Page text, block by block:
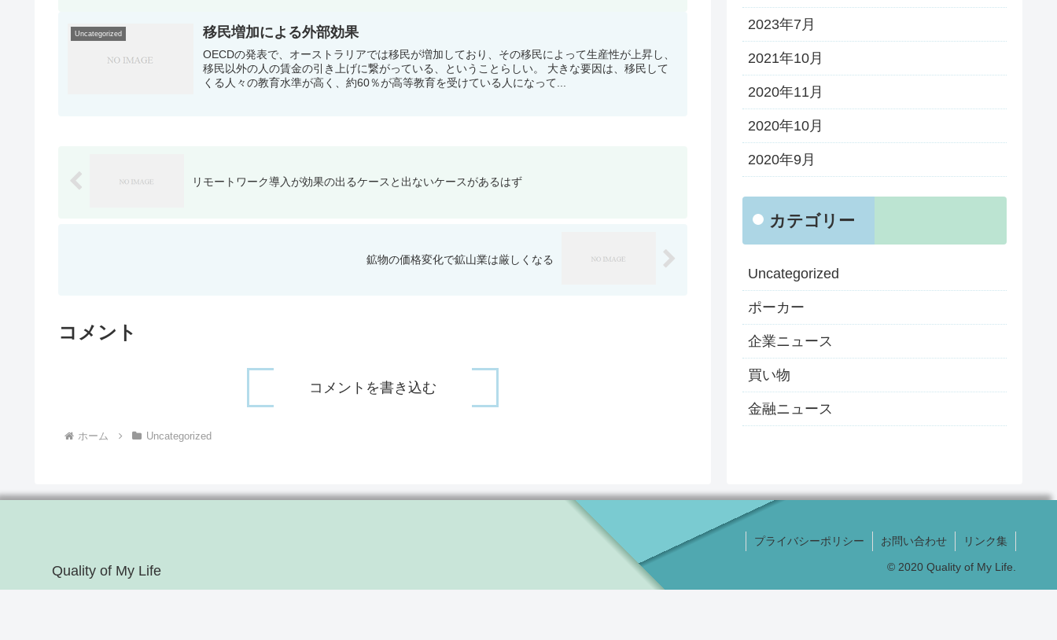
Uncategorized 移民増加による外部効果
OECDの発表で、オーストラリアでは移民が増加しており、その移民によって生産性が上昇し、
移民以外の人の賃金の引き上げに繋がっている、ということらしい。 大きな要因は、移民して
くる人々の教育水準が高く、約60％が高等教育を受けている人になって...
リモートワーク導入が効果の出るケースと出ないケースがあるはず
鉱物の価格変化で鉱山業は厳しくなる
コメント
コメントを書き込む
ホーム Uncategorized
2023年7月
2021年10月
2020年11月
2020年10月
2020年9月
カテゴリー
Uncategorized
ポーカー
企業ニュース
買い物
金融ニュース
Quality of My Life
プライバシーポリシー お問い合わせ リンク集
© 2020 Quality of My Life.